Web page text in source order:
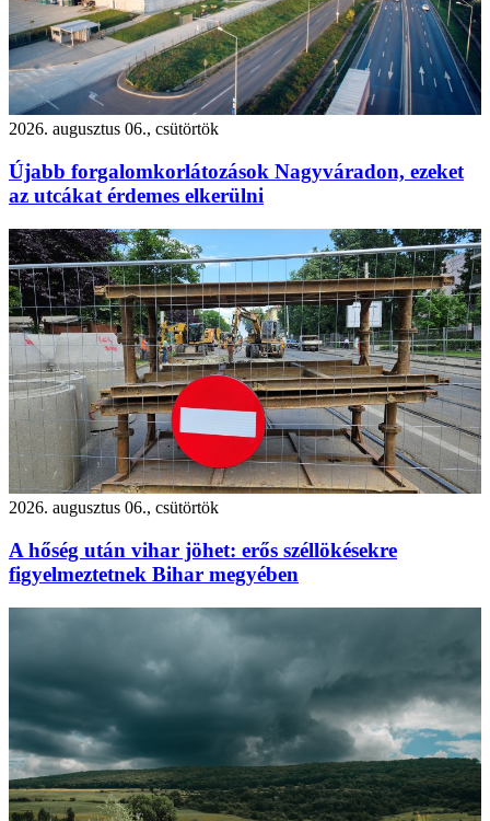
2026. augusztus 06., csütörtök
Újabb forgalomkorlátozások Nagyváradon, ezeket
az utcákat érdemes elkerülni
2026. augusztus 06., csütörtök
A hőség után vihar jöhet: erős széllökésekre
figyelmeztetnek Bihar megyében